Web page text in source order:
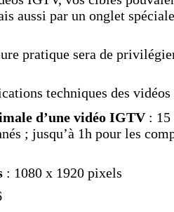
aussi par un onglet
pratique sera de
techniques des
d’une vidéo IGTV: 15
; jusqu’à 1h pour les
: 1080 x 1920 pixels